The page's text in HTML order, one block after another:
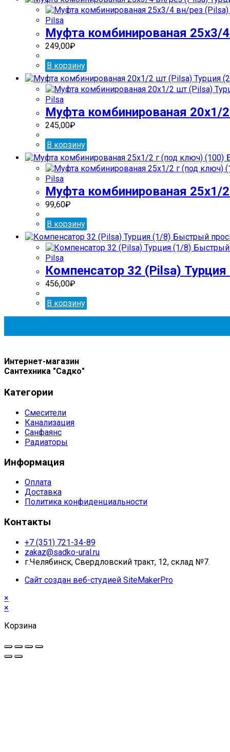
Pilsa
Муфта комбинированая 25х3/
249,00₽
В корзину
Pilsa
Муфта комбинированая
245,00₽
В корзину
Pilsa
Муфта комбинированая 25х1/
99,60₽
В корзину
Быстрый
Быстрый
Pilsa
Компенсатор 32 (Pilsa)
456,00₽
В корзину
Интернет-магазин
Сантехника "Садко"
Категории
Смесители
Канализация
Санфаянс
Радиаторы
Информация
Оплата
Доставка
Политика конфиденциальности
Контакты
+7 (351) 721-34-89
zakaz@sadko-ural.ru
г.Челябинск, Свердловский тракт, 12, склад №7.
Сайт создан веб-студией SiteMakerPro
×
×
Корзина